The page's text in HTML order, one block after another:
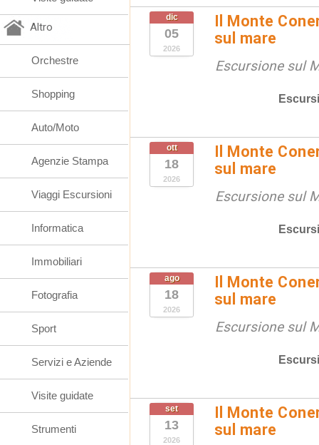
dic
05
2026
Il Monte
sul mare
Escursione sul
ott
18
2026
Il Monte
sul mare
Escursione sul
ago
18
2026
Il Monte
sul mare
Escursione sul
set
13
2026
Il Monte
sul mare
Altro
Orchestre
Shopping
Auto/Moto
Agenzie Stampa
Viaggi Escursioni
Informatica
Immobiliari
Fotografia
Sport
Servizi e Aziende
Visite guidate
Strumenti